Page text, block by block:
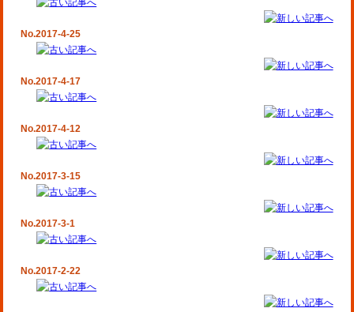
No.2017-4-25
No.2017-4-17
No.2017-4-12
No.2017-3-15
No.2017-3-1
No.2017-2-22